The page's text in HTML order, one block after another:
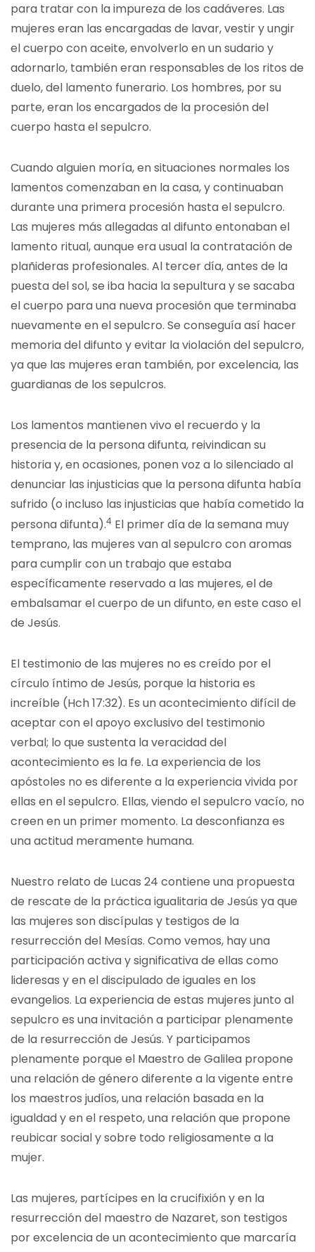
para tratar con la impureza de los cadáveres. Las
mujeres eran las encargadas de lavar, vestir y ungir
el cuerpo con aceite, envolverlo en un sudario y
adornarlo, también eran responsables de los ritos de
duelo, del lamento funerario. Los hombres, por su
parte, eran los encargados de la procesión del
cuerpo hasta el sepulcro.
Cuando alguien moría, en situaciones normales los
lamentos comenzaban en la casa, y continuaban
durante una primera procesión hasta el sepulcro.
Las mujeres más allegadas al difunto entonaban el
lamento ritual, aunque era usual la contratación de
plañideras profesionales. Al tercer día, antes de la
puesta del sol, se iba hacia la sepultura y se sacaba
el cuerpo para una nueva procesión que terminaba
nuevamente en el sepulcro. Se conseguía así hacer
memoria del difunto y evitar la violación del sepulcro,
ya que las mujeres eran también, por excelencia, las
guardianas de los sepulcros.
Los lamentos mantienen vivo el recuerdo y la
presencia de la persona difunta, reivindican su
historia y, en ocasiones, ponen voz a lo silenciado al
denunciar las injusticias que la persona difunta había
sufrido (o incluso las injusticias que había cometido la
persona difunta).4 El primer día de la semana muy
temprano, las mujeres van al sepulcro con aromas
para cumplir con un trabajo que estaba
específicamente reservado a las mujeres, el de
embalsamar el cuerpo de un difunto, en este caso el
de Jesús.
El testimonio de las mujeres no es creído por el
círculo íntimo de Jesús, porque la historia es
increíble (Hch 17:32). Es un acontecimiento difícil de
aceptar con el apoyo exclusivo del testimonio
verbal; lo que sustenta la veracidad del
acontecimiento es la fe. La experiencia de los
apóstoles no es diferente a la experiencia vivida por
ellas en el sepulcro. Ellas, viendo el sepulcro vacío, no
creen en un primer momento. La desconfianza es
una actitud meramente humana.
Nuestro relato de Lucas 24 contiene una propuesta
de rescate de la práctica igualitaria de Jesús ya que
las mujeres son discípulas y testigos de la
resurrección del Mesías. Como vemos, hay una
participación activa y significativa de ellas como
lideresas y en el discipulado de iguales en los
evangelios. La experiencia de estas mujeres junto al
sepulcro es una invitación a participar plenamente
de la resurrección de Jesús. Y participamos
plenamente porque el Maestro de Galilea propone
una relación de género diferente a la vigente entre
los maestros judíos, una relación basada en la
igualdad y en el respeto, una relación que propone
reubicar social y sobre todo religiosamente a la
mujer.
Las mujeres, partícipes en la crucifixión y en la
resurrección del maestro de Nazaret, son testigos
por excelencia de un acontecimiento que marcaría